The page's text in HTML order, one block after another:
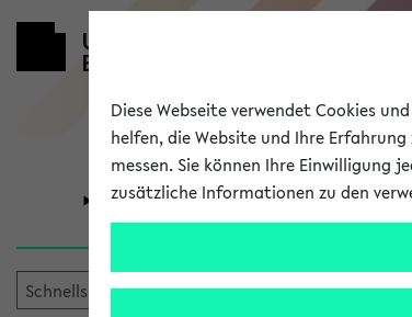
Universität Forschung
Diese Webseite verwendet Cookies
helfen, die Website und Ihre
messen. Sie können Ihre Einwilligung
zusätzliche Informationen zu den